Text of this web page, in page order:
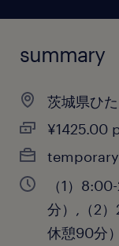
summary
茨城県ひ
¥1425.00
temporary
（1）
分）,（2
休憩90分）